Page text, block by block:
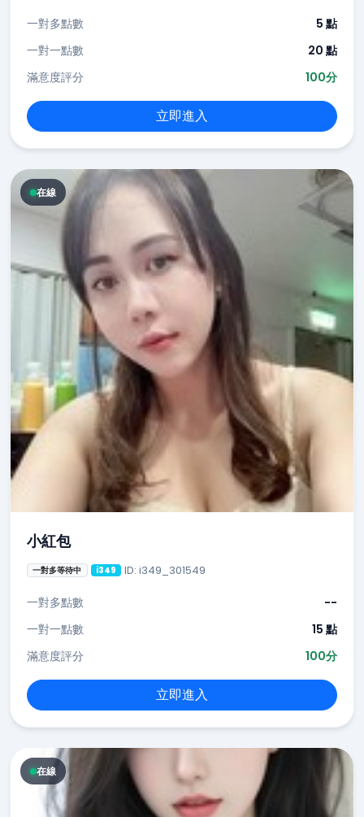
一對多點數
5 點
一對一點數
20 點
滿意度評分
100分
立即進入
在線
小紅包
一對多等待中 i349 ID: i349_301549
一對多點數
--
一對一點數
15 點
滿意度評分
100分
立即進入
在線